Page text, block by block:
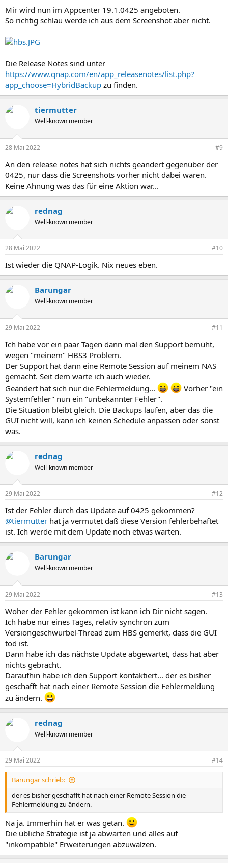
:
Mir wird nun im Appcenter 19.1.0425 angeboten.
So richtig schlau werde ich aus dem Screenshot aber nicht.
Die Release Notes sind unter
https://www.qnap.com/en/app_releasenotes/list.php?
app_choose=HybridBackup zu finden.
tiermutter
Well-known member
28 Mai 2022 #9
An den release notes hat sich nichts geändert gegenüber der
0425, nur dass die Screenshots vorher nicht dabei waren.
Keine Ahnung was das für eine Aktion war...
rednag
Well-known member
28 Mai 2022 #10
Ist wieder die QNAP-Logik. Nix neues eben.
Barungar
Well-known member
29 Mai 2022 #11
Ich habe vor ein paar Tagen dann mal den Support bemüht,
wegen "meinem" HBS3 Problem.
Der Support hat dann eine Remote Session auf meinem NAS
gemacht. Seit dem warte ich auch wieder.
Geändert hat sich nur die Fehlermeldung...
Vorher "ein
Systemfehler" nun ein "unbekannter Fehler".
Die Situation bleibt gleich. Die Backups laufen, aber das die
GUI nicht will, kann ich keinen Schedule anpassen oder sonst
was.
rednag
Well-known member
29 Mai 2022 #12
Ist der Fehler durch das Update auf 0425 gekommen?
@tiermutter hat ja vermutet daß diese Version fehlerbehaftet
ist. Ich werde mit dem Update noch etwas warten.
Barungar
Well-known member
29 Mai 2022 #13
Woher der Fehler gekommen ist kann ich Dir nicht sagen.
Ich habe nur eines Tages, relativ synchron zum
Versiongeschwurbel-Thread zum HBS gemerkt, dass die GUI
tod ist.
Dann habe ich das nächste Update abgewartet, dass hat aber
nichts gebracht.
Daraufhin habe ich den Support kontaktiert... der es bisher
geschafft hat nach einer Remote Session die Fehlermeldung
zu ändern.
rednag
Well-known member
29 Mai 2022 #14
Barungar schrieb:
der es bisher geschafft hat nach einer Remote Session die
Fehlermeldung zu ändern.
Na ja. Immerhin hat er was getan.
Die übliche Strategie ist ja abwarten und alles auf
"inkompatible" Erweiterungen abzuwälzen.